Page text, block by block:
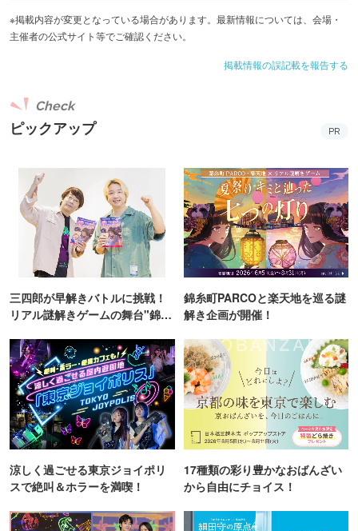
【時間】20:00～／22:00～（各回約2分）
【場所】アトリウム（3階）
お客様ご自身のスマートフォンを使ってお楽しみいただ
く、クイズラリーを実施。緑豊かなアトリウムをめぐり、
まつわるクイズにチャレンジ。正解数により、ホテル館内
でご利用いただけるクーポンをプレゼントします。さらに
全問正解者には、ホテル宿泊券やレストラン招待券が当た
る抽選に応募できます。
【期間】2025年7月1日（火）～8月31日（日）
【時間】終日
【場所】アトリウム（3階）
【料金】参加無料
④開業5周年記念宿泊プラン
ホテルのバースデーケーキをイメージしたスイーツをお部
屋でゆったり楽しめる宿泊プランが登場。ホテルの外観に
見立てた3層仕立てのムースケーキにフルーツをふんだん
めるモーニングブッフェ付きです。
【予約期間】～2025年8月29日(金)
※掲載内容が変更となっている場合があります。最新情報については、会場・
主催者の公式サイト等でご確認ください。
掲載情報の誤記載を報告する
ピックアップ
Check
PR
三四郎が早解きバトルに挑戦！
リアル謎解きゲームの舞台"錦糸
錦糸町PARCOと楽天地を巡る謎
解き企画が開催！
涼しく過ごせる東京ジョイポリ
スで絶叫＆ホラーを満喫！
17種類の彩り豊かなおばんざい
から自由にチョイス！